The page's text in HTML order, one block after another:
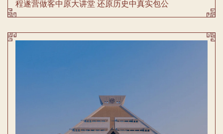
程遂营做客中原大讲堂 还原历史中真实包公